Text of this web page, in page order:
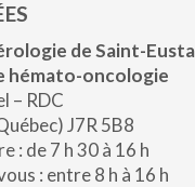
de Saint-
hémato-oncologie
– RDC
J7R 5B8
: de 7 h 30 à 16 h
: entre 8 h à 16 h